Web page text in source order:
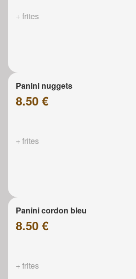
+ frites
Panini nuggets
8.50 €
+ frites
Panini cordon bleu
8.50 €
+ frites